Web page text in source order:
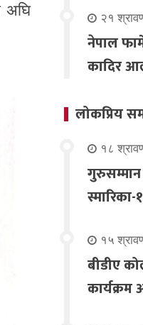
अघि
२१
नेपाल
कादिर
लोकप्रिय
१८
गुरुसम्मान
१५
बीडीए